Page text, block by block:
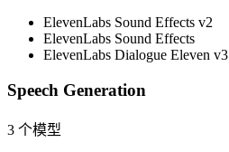
ElevenLabs Sound Effects v2
ElevenLabs Sound Effects
ElevenLabs Dialogue Eleven v3
Speech Generation
3 个模型